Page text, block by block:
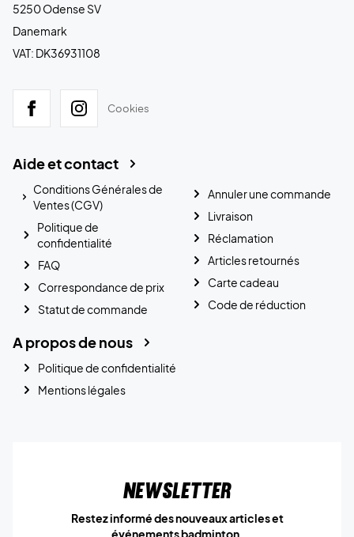
5250 Odense SV
Danemark
VAT: DK36931108
Cookies
Aide et contact
Conditions Générales de
Ventes (CGV)
Politique de
confidentialité
FAQ
Correspondance de prix
Statut de commande
Annuler une commande
Livraison
Réclamation
Articles retournés
Carte cadeau
Code de réduction
A propos de nous
Politique de confidentialité
Mentions légales
Newsletter
Restez informé des nouveaux articles et